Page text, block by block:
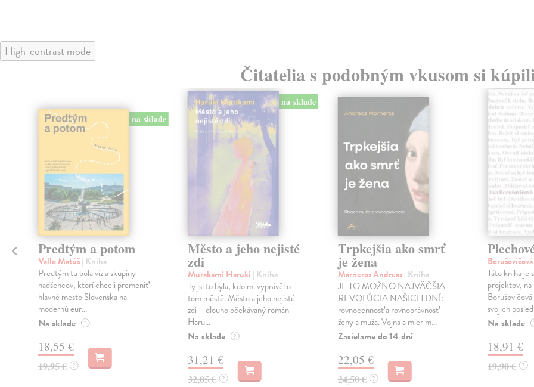
High-contrast mode
Čitatelia s podobným vkusom si
na sklade
Predtým a potom
Vallo Matúš| Kniha
Predtým tu bola vízia skupiny
nadšencov, ktorí chceli premeniť
hlavné mesto Slovenska na
modernú eur...
Na sklade ?
18,55 €
19,95 € ?
na sklade
Město a jeho nejisté
zdi
Murakami Haruki | Kniha
Ty jsi to byla, kdo mi vyprávěl o
tom městě. Město a jeho nejisté
zdi – dlouho očekávaný román
Haru...
Na sklade ?
31,21 €
32,85 € ?
Trpkejšia ako smrť
je žena
Marneros Andreas| Kniha
JE TO MOŽNO NAJVÄČŠIA
REVOLÚCIA NAŠICH DNÍ:
rovnocennosť a rovnoprávnosť
ženy a muža. Vojna a mier m...
Zasielame do 14 dní
22,05 €
24,50 € ?
Táto kniha je
projektov,
svojich
Na sklade
18,91 €
19,90 € ?